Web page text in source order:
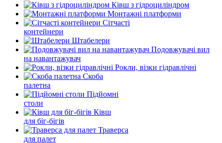
Ківш з гідроциліндром
Монтажні платформи
Сітчасті
контейнери
Штабелери
Подовжувачі вил
на навантажувач
Рокли, візки гідравлічні
Скоба
палетна
Підйомні
столи
Ківш
для біг-бігів
Траверса
для палет